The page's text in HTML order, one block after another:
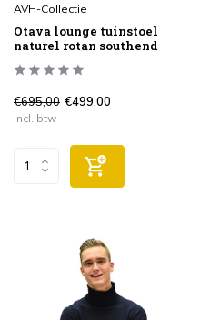
AVH-Collectie
Otava lounge tuinstoel
naturel rotan southend
€695,00 €499,00
Incl. btw